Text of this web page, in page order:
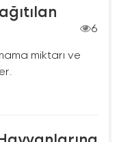
6
miktarı ve